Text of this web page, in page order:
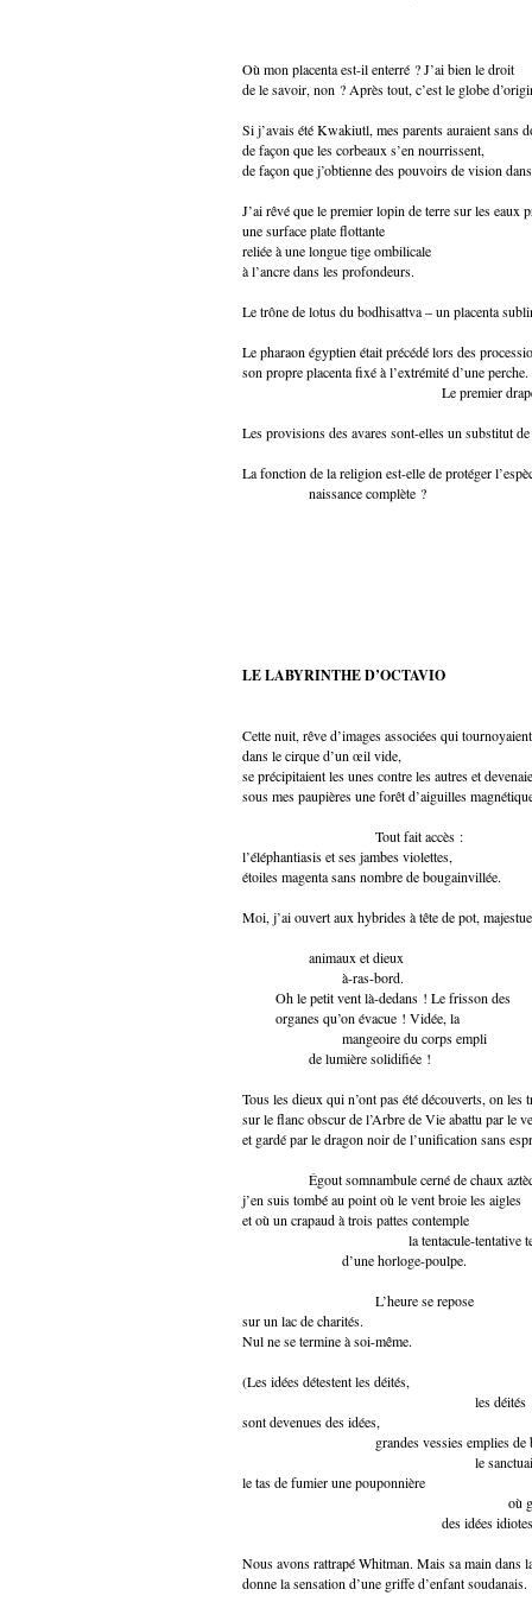
Où mon placenta est-il enterré ? J’ai bien le droit
de le savoir, non ? Après tout, c’est le globe
Si j’avais été Kwakiutl, mes parents auraient sans
de façon que les corbeaux s’en nourrissent,
de façon que j’obtienne des pouvoirs de vision
J’ai rêvé que le premier lopin de terre sur les eaux
une surface plate flottante
reliée à une longue tige ombilicale
à l’ancre dans les profondeurs.
Le trône de lotus du bodhisattva – un placenta
Le pharaon égyptien était précédé lors des
son propre placenta fixé à l’extrémité d’une perche.
Le premier
Les provisions des avares sont-elles un substitut
La fonction de la religion est-elle de protéger
naissance complète ?
LE LABYRINTHE D’OCTAVIO
Cette nuit, rêve d’images associées qui tournoyaient
dans le cirque d’un œil vide,
se précipitaient les unes contre les autres et
sous mes paupières une forêt d’aiguilles
Tout fait accès :
l’éléphantiasis et ses jambes violettes,
étoiles magenta sans nombre de bougainvillée.
Moi, j’ai ouvert aux hybrides à tête de pot,
animaux et dieux
à-ras-bord.
Oh le petit vent là-dedans ! Le frisson des
organes qu’on évacue ! Vidée, la
mangeoire du corps empli
de lumière solidifiée !
Tous les dieux qui n’ont pas été découverts, on les
sur le flanc obscur de l’Arbre de Vie abattu par le
et gardé par le dragon noir de l’unification sans
Égout somnambule cerné de chaux
j’en suis tombé au point où le vent broie les aigles
et où un crapaud à trois pattes contemple
la tentacule-tentative
d’une horloge-poulpe.
L’heure se repose
sur un lac de charités.
Nul ne se termine à soi-même.
(Les idées détestent les déités,
les déités
sont devenues des idées,
grandes vessies emplies de
le sanctuaire était un
le tas de fumier une pouponnière
où germaient des
des idées idiotes comme
Nous avons rattrapé Whitman. Mais sa main dans
donne la sensation d’une griffe d’enfant soudanais.